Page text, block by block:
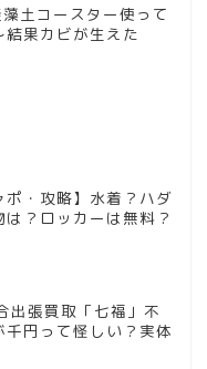
土コースター使って
結果カビが生えた
ポ・攻略】水着？ハダ
は？ロッカーは無料？
出張買取「七福」不
千円って怪しい？実体